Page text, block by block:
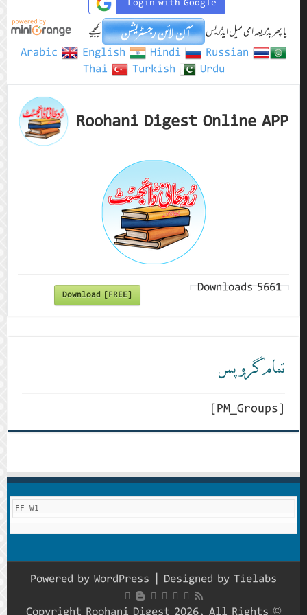
یا پھر بذریعہ ای میل ایڈریس
کیجیے
Arabic
English Hindi
Russian
Thai
Turkish Urdu
Roohani Digest Online APP
Download [FREE] 5661
Downloads
تمام گروپس
[PM_Groups]
FF W1
Powered by WordPress | Designed by Tielabs